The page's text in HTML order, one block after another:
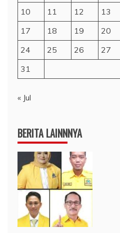
10
11 12 13
17
18 19 20
24
25 26 27
31
« Jul
BERITA LAINNNYA